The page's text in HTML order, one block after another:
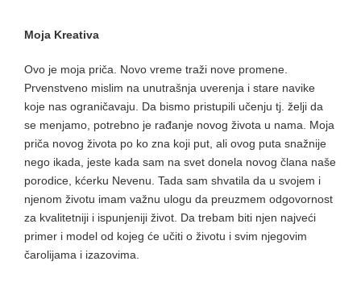
Moja Kreativa
Ovo je moja priča. Novo vreme traži nove promene.
Prvenstveno mislim na unutrašnja uverenja i stare navike
koje nas ograničavaju. Da bismo pristupili učenju tj. želji da
se menjamo, potrebno je rađanje novog života u nama. Moja
priča novog života po ko zna koji put, ali ovog puta snažnije
nego ikada, jeste kada sam na svet donela novog člana naše
porodice, kćerku Nevenu. Tada sam shvatila da u svojem i
njenom životu imam važnu ulogu da preuzmem odgovornost
za kvalitetniji i ispunjeniji život. Da trebam biti njen najveći
primer i model od kojeg će učiti o životu i svim njegovim
čarolijama i izazovima.